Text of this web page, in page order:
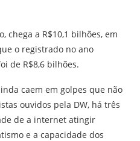
chega a R$10,1 bilhões, em
o registrado no ano
de R$8,6 bilhões.
caem em golpes que não
ouvidos pela DW, há três
de a internet atingir
e a capacidade dos